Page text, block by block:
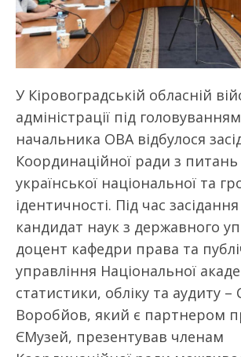
У Кіровоградській обласній
адміністрації під
начальника ОВА відбулося
Координаційної ради з
української національної та
ідентичності. Під час
кандидат наук з державного
доцент кафедри права та
управління Національної
статистики, обліку та аудиту –
Воробйов, який є партнером
ЄМузей, презентував членам